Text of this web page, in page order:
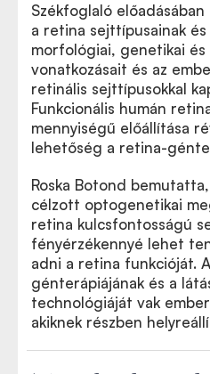
Székfoglaló
a retina sejttípusainak
morfológiai, genetikai
vonatkozásait és az
retinális sejttípusokkal
Funkcionális humán
mennyiségű előállítása
lehetőség a retina-
Roska Botond
célzott optogenetikai
retina kulcsfontosságú
fényérzékennyé lehet
adni a retina funkcióját.
génterápiájának és a
technológiáját vak
akiknek részben